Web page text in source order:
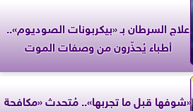
علاج السرطان بـ «بيكربونات الصوديوم»..
أطباء يُحذّرون من وصفات الموت
«شوفها قبل ما تجربها».. مُتحدث «مكافحة